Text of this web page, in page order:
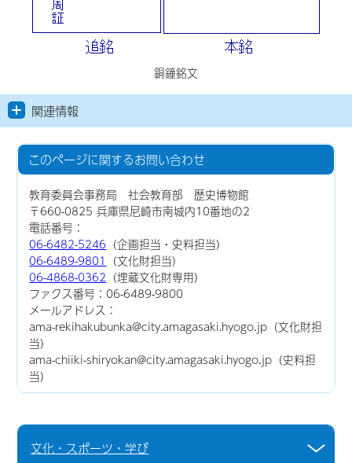
銅鐘銘文
関連情報
このページに関するお問い合わせ
教育委員会事務局 社会教育部 歴史博物館
〒660-0825 兵庫県尼崎市南城内10番地の2
電話番号：
06-6482-5246 （企画担当・史料担当）
06-6489-9801
（文化財担当）
06-4868-0362 （埋蔵文化財専用）
ファクス番号：06-6489-9800
メールアドレス：
ama-rekihakubunka@city.amagasaki.hyogo.jp（文化財担
当）
ama-chiiki-shiryokan@city.amagasaki.hyogo.jp（史料担
当）
文化・スポーツ・学び